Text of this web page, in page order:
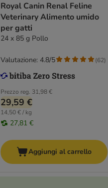
Royal Canin Renal Feline
Veterinary Alimento umido
per gatti
24 x 85 g Pollo
Prezzo reg. 31,98 €
29,59 €
14,50 € / kg
27,81 €
Valutazione: 4.8/5 (62)
Aggiungi al carrello